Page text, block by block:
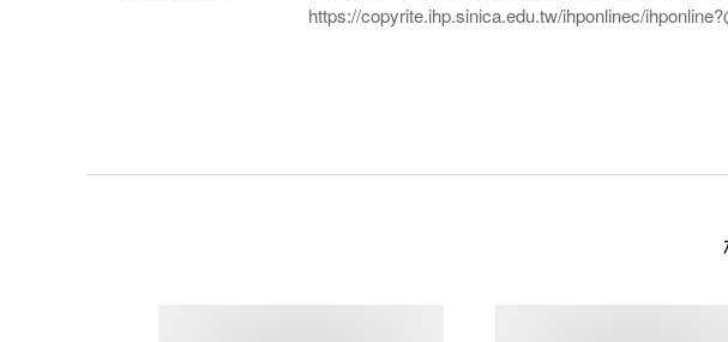
https://copyrite.ihp.sinica.edu.tw/ihponlinec/